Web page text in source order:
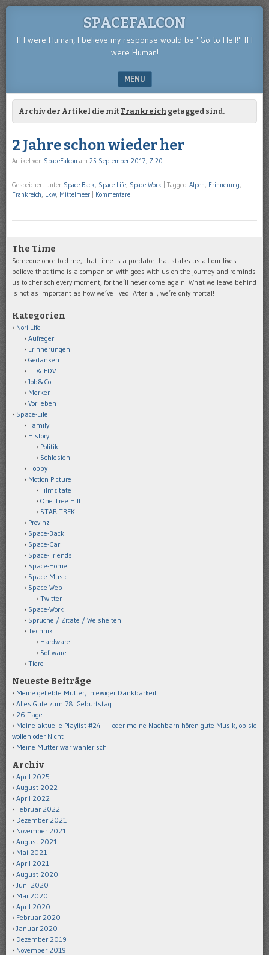
SPACEFALCON
If I were Human, I believe my response would be "Go to Hell!" If I
were Human!
MENU
SKIP TO CONTENT
Archiv der Artikel die mit Frankreich getagged sind.
2 Jahre schon wieder her
Artikel von SpaceFalcon am 25 September 2017, 7:20
Gespeichert unter Space-Back, Space-Life, Space-Work Tagged Alpen, Erinnerung,
Frankreich, Lkw, Mittelmeer Kommentare
The Time
Someone once told me, that time is a predator that stalks us all our lives. I
believe that time is a companion with goes with us on the journey and reminds
us to cherisch every moment, for the’ll never come again. What we leave behind
is not as important as how we’ve lived. After all, we’re only mortal!
Kategorien
Nori-Life
Aufreger
Erinnerungen
Gedanken
IT & EDV
Job&Co
Merker
Vorlieben
Space-Life
Family
History
Politik
Schlesien
Hobby
Motion Picture
Filmzitate
One Tree Hill
STAR TREK
Provinz
Space-Back
Space-Car
Space-Friends
Space-Home
Space-Music
Space-Web
Twitter
Space-Work
Sprüche / Zitate / Weisheiten
Technik
Hardware
Software
Tiere
Neueste Beiträge
Meine geliebte Mutter, in ewiger Dankbarkeit
Alles Gute zum 78. Geburtstag
26 Tage
Meine aktuelle Playlist #24 —- oder meine Nachbarn hören gute Musik, ob sie
wollen oder Nicht
Meine Mutter war wählerisch
Archiv
April 2025
August 2022
April 2022
Februar 2022
Dezember 2021
November 2021
August 2021
Mai 2021
April 2021
August 2020
Juni 2020
Mai 2020
April 2020
Februar 2020
Januar 2020
Dezember 2019
November 2019